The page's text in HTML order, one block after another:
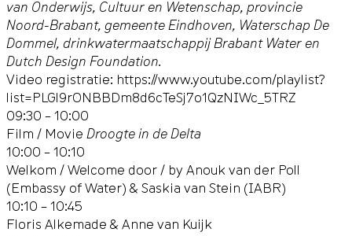
van Onderwijs, Cultuur en Wetenschap, provincie
Noord-Brabant, gemeente Eindhoven, Waterschap De
Dommel, drinkwatermaatschappij Brabant Water en
Dutch Design Foundation.
Video registratie: https://www.youtube.com/playlist?
list=PLGl9rONBBDm8d6cTeSj7o1QzNIWc_5TRZ
09:30 – 10:00
Film / MovieDroogte in de Delta
10:00 – 10:10
Welkom / Welcome door / by Anouk van der Poll
(Embassy of Water) & Saskia van Stein (IABR)
10:10 – 10:45
Floris Alkemade & Anne van Kuijk